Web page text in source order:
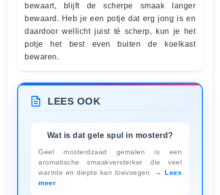
bewaart, blijft de scherpe smaak langer
bewaard. Heb je een potje dat erg jong is en
daardoor wellicht juist té scherp, kun je het
potje het best even buiten de koelkast
bewaren.
LEES OOK
Wat is dat gele spul in mosterd?
Geel mosterdzaad gemalen is een
aromatische smaakversterker die veel
warmte en diepte kan toevoegen
Lees
meer